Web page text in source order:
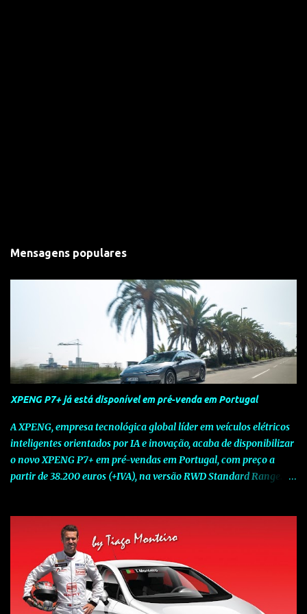
Mensagens populares
XPENG P7+ já está disponível em pré-venda em Portugal
A XPENG, empresa tecnológica global líder em veículos elétricos
inteligentes orientados por IA e inovação, acaba de disponibilizar
o novo XPENG P7+ em pré-vendas em Portugal, com preço a
partir de 38.200 euros (+IVA), na versão RWD Standard Range.
num momento decisivo, em que a indústria automóvel evolui da
mobilidade baseada na potência para a mobilidade baseada na
inteligência. Concebido como um fastback preparado para o
futuro e otimizado por Inteligência Artificial (IA), o novo XPENG
P7+ combina uma arquitetura inteligente avançada, um espaço
de referência no segmento e grande versatilidade para viagens,